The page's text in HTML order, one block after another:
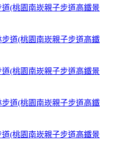
(桃園南崁親子步道高鐵景
(桃園南崁親子步道高鐵景
(桃園南崁親子步道高鐵景